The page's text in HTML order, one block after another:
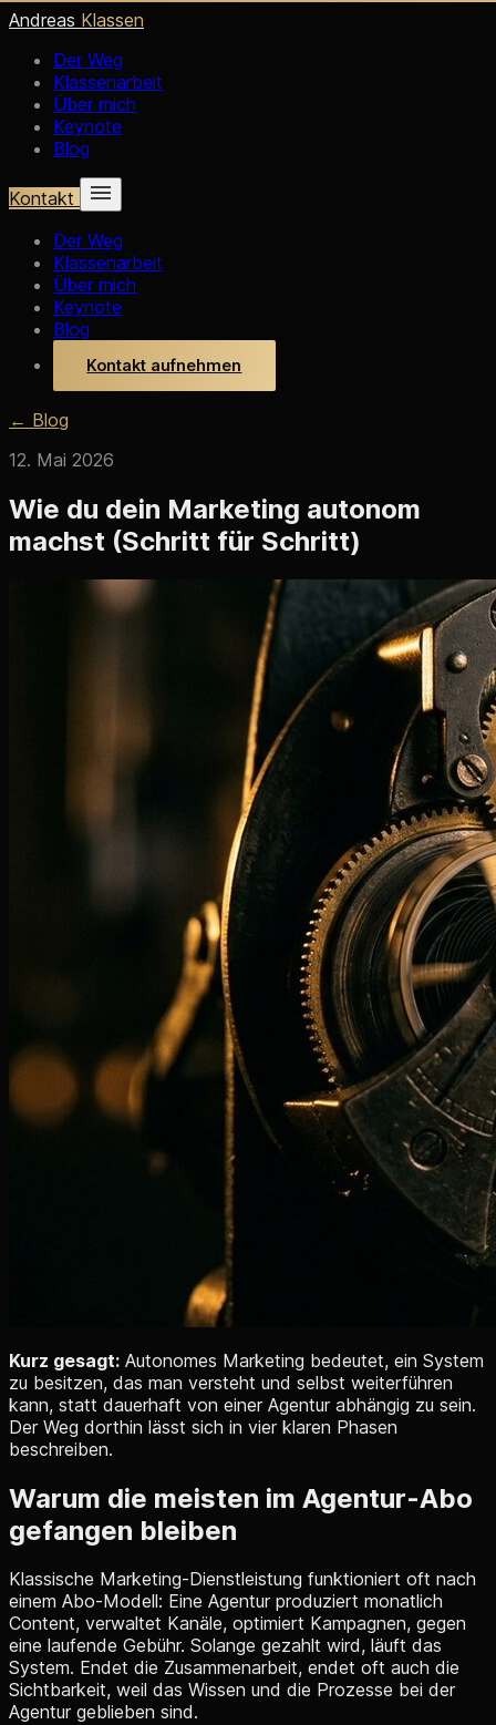
Andreas Klassen
Der Weg
Klassenarbeit
Über mich
Keynote
Blog
Kontakt
Der Weg
Klassenarbeit
Über mich
Keynote
Blog
Kontakt aufnehmen
← Blog
12. Mai 2026
Wie du dein Marketing autonom
machst (Schritt für Schritt)
Kurz gesagt: Autonomes Marketing bedeutet, ein System
zu besitzen, das man versteht und selbst weiterführen
kann, statt dauerhaft von einer Agentur abhängig zu sein.
Der Weg dorthin lässt sich in vier klaren Phasen
beschreiben.
Warum die meisten im Agentur-Abo
gefangen bleiben
Klassische Marketing-Dienstleistung funktioniert oft nach
einem Abo-Modell: Eine Agentur produziert monatlich
Content, verwaltet Kanäle, optimiert Kampagnen, gegen
eine laufende Gebühr. Solange gezahlt wird, läuft das
System. Endet die Zusammenarbeit, endet oft auch die
Sichtbarkeit, weil das Wissen und die Prozesse bei der
Agentur geblieben sind.